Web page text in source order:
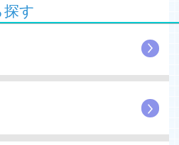
機能
絞れますので
た出会いを探す事ができます。
探す